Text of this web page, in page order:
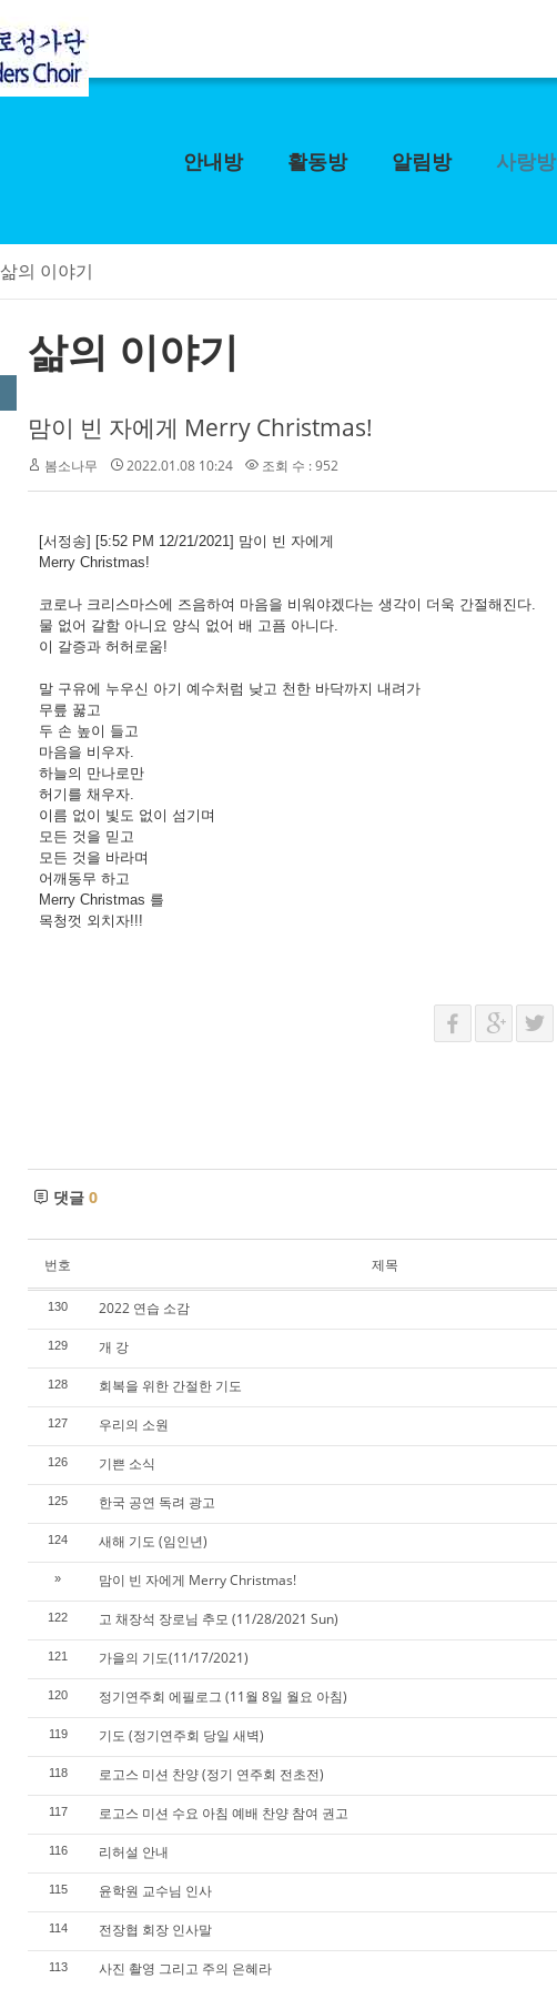
안내방 활동방 알림방 사랑방
삶의 이야기
삶의 이야기
맘이 빈 자에게 Merry Christmas!
봄소나무 2022.01.08 10:24 조회 수 : 952
[서정송] [5:52 PM 12/21/2021] 맘이 빈 자에게
Merry Christmas!
코로나 크리스마스에 즈음하여 마음을 비워야겠다는 생각이 더욱 간절해진다.
물 없어 갈함 아니요 양식 없어 배 고픔 아니다.
이 갈증과 허허로움!
말 구유에 누우신 아기 예수처럼 낮고 천한 바닥까지 내려가
무릎 꿇고
두 손 높이 들고
마음을 비우자.
하늘의 만나로만
허기를 채우자.
이름 없이 빛도 없이 섬기며
모든 것을 믿고
모든 것을 바라며
어깨동무 하고
Merry Christmas 를
목청껏 외치자!!!
댓글 0
번호 제목
130 2022 연습 소감
129 개 강
128 회복을 위한 간절한 기도
127 우리의 소원
126 기쁜 소식
125 한국 공연 독려 광고
124 새해 기도 (임인년)
» 맘이 빈 자에게 Merry Christmas!
122 고 채장석 장로님 추모 (11/28/2021 Sun)
121 가을의 기도(11/17/2021)
120 정기연주회 에필로그 (11월 8일 월요 아침)
119 기도 (정기연주회 당일 새벽)
118 로고스 미션 찬양 (정기 연주회 전초전)
117 로고스 미션 수요 아침 예배 찬양 참여 권고
116 리허설 안내
115 윤학원 교수님 인사
114 전장협 회장 인사말
113 사진 촬영 그리고 주의 은혜라